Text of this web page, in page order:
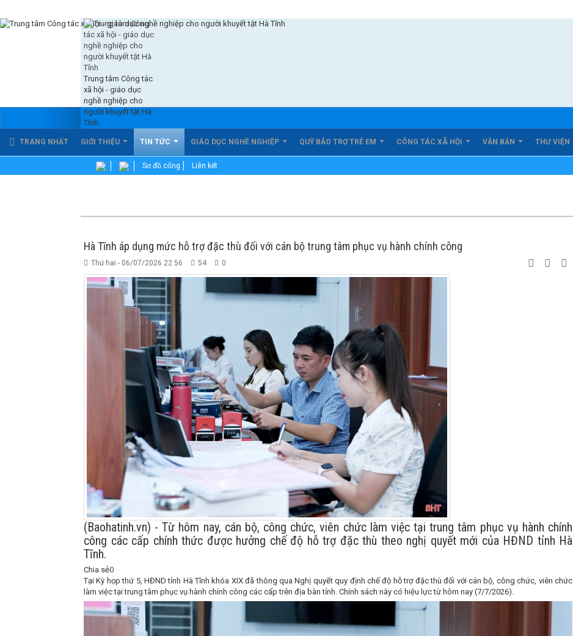
Trung tâm Công tác
xã hội - giáo dục
nghề nghiệp cho
người khuyết tật Hà
Tĩnh
TRANG NHẤT GIỚI THIỆU TIN TỨC GIÁO DỤC NGHỀ NGHIỆP QUỸ BẢO TRỢ TRẺ EM CÔNG TÁC XÃ HỘI VĂN BẢN THƯ VIỆN
Sơ đồ cổng Liên kết
Hà Tĩnh áp dụng mức hỗ trợ đặc thù đối với cán bộ trung tâm phục vụ hành chính công
Thứ hai - 06/07/2026 22:56 54 0
(Baohatinh.vn) - Từ hôm nay, cán bộ, công chức, viên chức làm việc tại trung tâm phục vụ hành chính
công các cấp chính thức được hưởng chế độ hỗ trợ đặc thù theo nghị quyết mới của HĐND tỉnh Hà
Tĩnh.
Chia sẻ0
Tại Kỳ họp thứ 5, HĐND tỉnh Hà Tĩnh khóa XIX đã thông qua Nghị quyết quy định chế độ hỗ trợ đặc thù đối với cán bộ, công chức, viên chức
làm việc tại trung tâm phục vụ hành chính công các cấp trên địa bàn tỉnh. Chính sách này có hiệu lực từ hôm nay (7/7/2026).